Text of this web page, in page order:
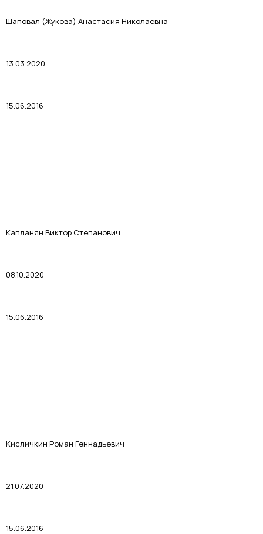
Шаповал (Жукова) Анастасия Николаевна
13.03.2020
15.06.2016
Капланян Виктор Степанович
08.10.2020
15.06.2016
Кисличкин Роман Геннадьевич
21.07.2020
15.06.2016